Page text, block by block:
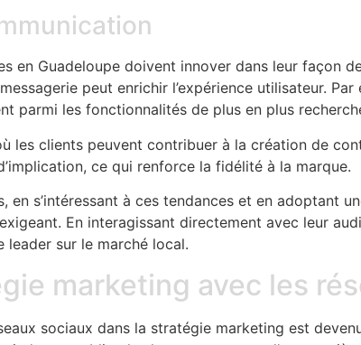
en Guadeloupe doivent innover dans leur façon
peut enrichir l’expérience utilisateur.
parmi les fonctionnalités de plus en plus
les clients peuvent contribuer à la création de
ce qui renforce la fidélité à la marque.
en s’intéressant à ces tendances et en adoptant
En interagissant directement avec leur
leader sur le marché local.
marketing avec les
sociaux dans la stratégie marketing est